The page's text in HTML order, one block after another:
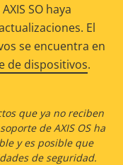
SO haya
El
se encuentra en
de dispositivos.
que ya no reciben
de AXIS OS ha
y es posible que
de seguridad.